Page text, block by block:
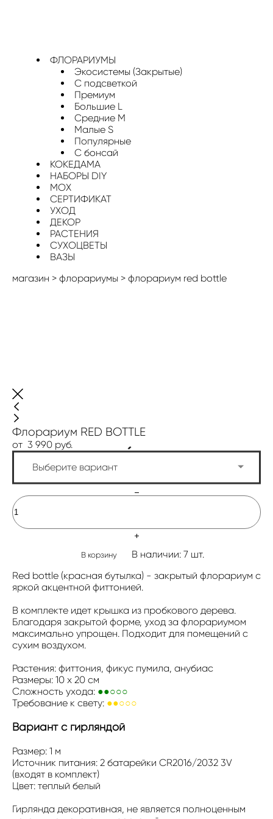
ФЛОРАРИУМЫ
Экосистемы (Закрытые)
С подсветкой
Премиум
Большие L
Средние M
Малые S
Популярные
С бонсай
КОКЕДАМА
НАБОРЫ DIY
МОХ
СЕРТИФИКАТ
УХОД
ДЕКОР
РАСТЕНИЯ
СУХОЦВЕТЫ
ВАЗЫ
магазин > флорариумы > флорариум red bottle
Флорариум RED BOTTLE
от 3 990 pуб.
Выберите вариант
В корзину В наличии: 7 шт.
Red bottle (красная бутылка) - закрытый флорариум с
яркой акцентной фиттонией.
В комплекте идет крышка из пробкового дерева.
Благодаря закрытой форме, уход за флорариумом
максимально упрощен. Подходит для помещений с
сухим воздухом.
Растения: фиттония, фикус пумила, анубиас
Размеры: 10 x 20 см
Сложность ухода: ●●○○○
Требование к свету: ●●○○○
Вариант с гирляндой
Размер: 1 м
Источник питания: 2 батарейки CR2016/2032 3V
(входят в комплект)
Цвет: теплый белый
Гирлянда декоративная, не является полноценным